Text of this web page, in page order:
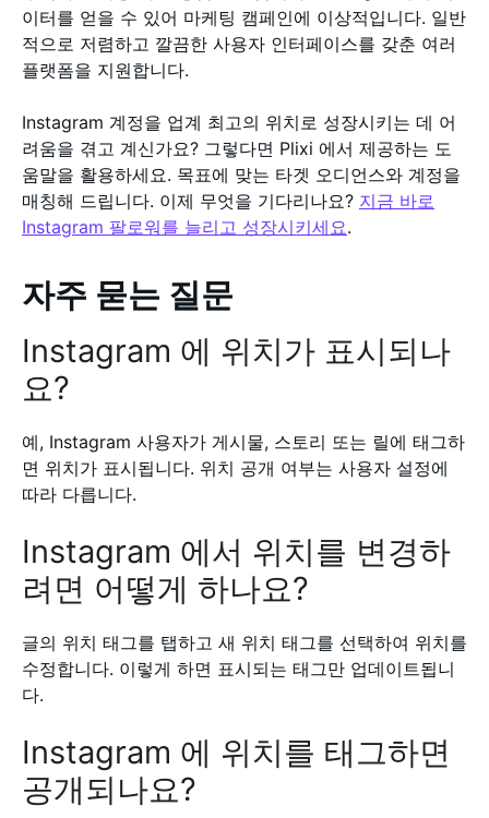
이터를 얻을 수 있어 마케팅 캠페인에 이상적입니다. 일반
적으로 저렴하고 깔끔한 사용자 인터페이스를 갖춘 여러
플랫폼을 지원합니다.
Instagram 계정을 업계 최고의 위치로 성장시키는 데 어
려움을 겪고 계신가요? 그렇다면 Plixi 에서 제공하는 도
움말을 활용하세요. 목표에 맞는 타겟 오디언스와 계정을
매칭해 드립니다. 이제 무엇을 기다리나요? 지금 바로
Instagram 팔로워를 늘리고 성장시키세요.
자주 묻는 질문
Instagram 에 위치가 표시되나
요?
예, Instagram 사용자가 게시물, 스토리 또는 릴에 태그하
면 위치가 표시됩니다. 위치 공개 여부는 사용자 설정에
따라 다릅니다.
Instagram 에서 위치를 변경하
려면 어떻게 하나요?
글의 위치 태그를 탭하고 새 위치 태그를 선택하여 위치를
수정합니다. 이렇게 하면 표시되는 태그만 업데이트됩니
다.
Instagram 에 위치를 태그하면
공개되나요?